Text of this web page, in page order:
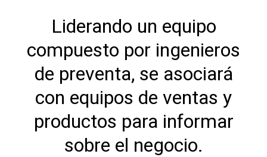
Liderando un equipo
compuesto por ingenieros
de preventa, se asociará
con equipos de ventas y
productos para informar
sobre el negocio.